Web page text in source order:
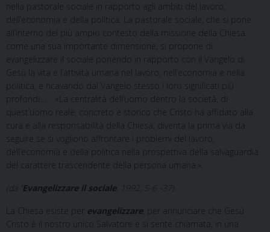
nella pastorale sociale in rapporto agli ambiti del lavoro,
dell’economia e della politica. La pastorale sociale, che si pone
all’interno del più ampio contesto della missione della Chiesa
come una sua importante dimensione, si propone di
evangelizzare il sociale ponendo in rapporto con il Vangelo di
Gesù la vita e l’attività umana nel lavoro, nell’economia e nella
politica, e ricavando dal Vangelo stesso i loro significati più
profondi…. «La centralità dell’uomo dentro la società, di
quest’uomo reale, concreto e storico che Cristo ha affidato alla
cura e alla responsabilità della Chiesa, diventa la prima via da
seguire se si vogliono affrontare i problemi del lavoro,
dell’economia e della politica nella prospettiva della salvaguardia
del carattere trascendente della persona umana.».
Evangelizzare il sociale, 1992, 5-6 -37)
La Chiesa esiste per evangelizzare, per annunciare che Gesù
Cristo è il nostro unico Salvatore e si sente chiamata, in una